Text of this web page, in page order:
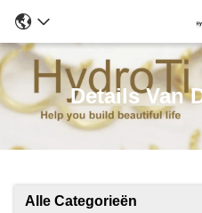
Details Van
Alle Categorieën